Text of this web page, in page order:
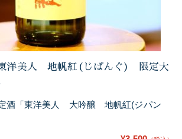
東洋美人 地帆紅(じぱんぐ) 限定大
酒「東洋美人 大吟醸 地帆紅(ジパン